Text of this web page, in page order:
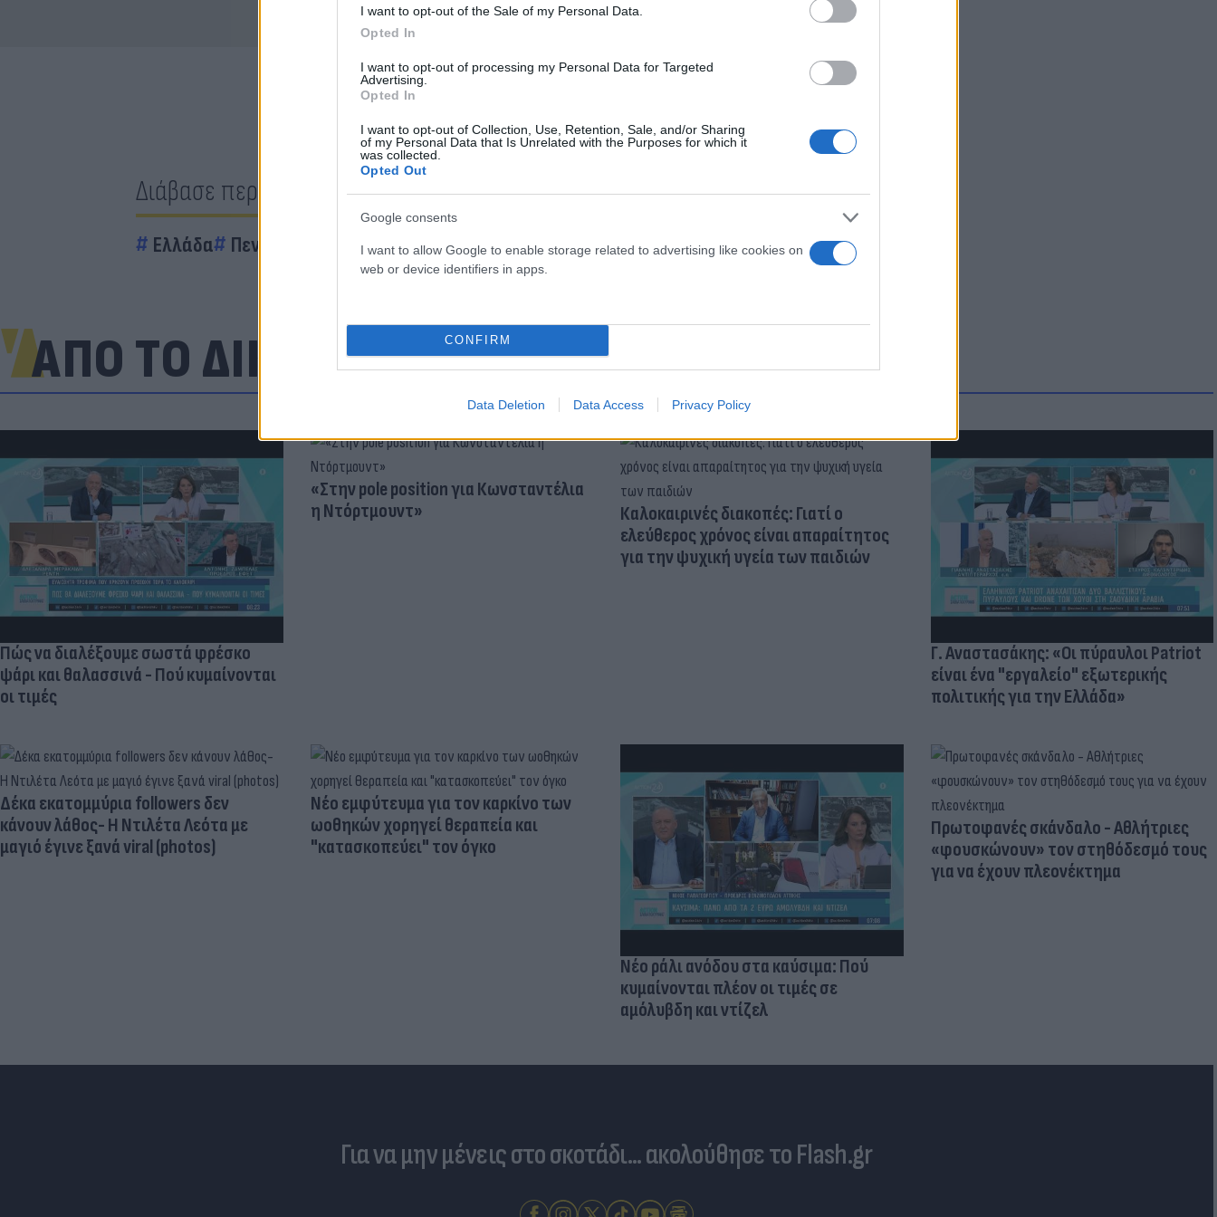
I want to opt-out of the Sale of my Personal Data.
Opted In
I want to opt-out of processing my Personal Data for Targeted
Advertising.
Opted In
I want to opt-out of Collection, Use, Retention, Sale, and/or Sharing
of my Personal Data that Is Unrelated with the Purposes for which it
was collected.
Opted Out
Google consents
I want to allow Google to enable storage related to advertising like cookies on
web or device identifiers in apps.
CONFIRM
Data Deletion Data Access Privacy Policy
Διάβασε περισσότερα
Ελλάδα Πεντέλη πυροσβέστης (not updated)
ΑΠΟ ΤΟ ΔΙΚΤΥΟ
Πώς να διαλέξουμε σωστά φρέσκο
ψάρι και θαλασσινά - Πού κυμαίνονται
οι τιμές
«Στην pole position για Κωνσταντέλια
η Ντόρτμουντ»
Καλοκαιρινές διακοπές: Γιατί ο
ελεύθερος χρόνος είναι απαραίτητος
για την ψυχική υγεία των παιδιών
Γ. Αναστασάκης: «Οι πύραυλοι Patriot
είναι ένα "εργαλείο" εξωτερικής
πολιτικής για την Ελλάδα»
Δέκα εκατομμύρια followers δεν
κάνουν λάθος- Η Ντιλέτα Λεότα με
μαγιό έγινε ξανά viral (photos)
Νέο εμφύτευμα για τον καρκίνο των
ωοθηκών χορηγεί θεραπεία και
"κατασκοπεύει" τον όγκο
Νέο ράλι ανόδου στα καύσιμα: Πού
κυμαίνονται πλέον οι τιμές σε
αμόλυβδη και ντίζελ
Πρωτοφανές σκάνδαλο - Aθλήτριες
«φουσκώνουν» τον στηθόδεσμό τους
για να έχουν πλεονέκτημα
Για να μην μένεις στο σκοτάδι... ακολούθησε το Flash.gr